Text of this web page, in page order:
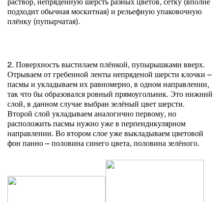
подходит обычная москитная) и рельефную упаковочную
плёнку (пупырчатая).
2. Поверхность выстилаем плёнкой, пупырышками вверх.
Отрываем от гребенной ленты непряденой шерсти клочки –
пасмы и укладываем их равномерно, в одном направлении,
так что бы образовался ровный прямоугольник. Это нижний
слой, в данном случае выбран зелёный цвет шерсти.
Второй слой укладываем аналогично первому, но
расположить пасмы нужно уже в перпендикулярном
направлении. Во втором слое уже выкладываем цветовой
фон панно – половина синего цвета, половина зелёного.